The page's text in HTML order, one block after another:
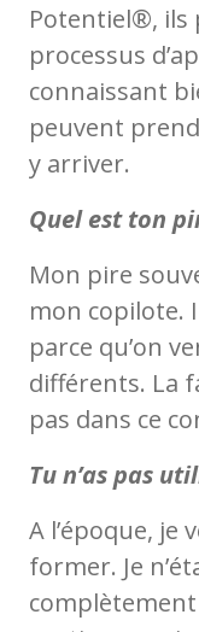
Potentiel®, ils
processus
connaissant
peuvent
y arriver.
Quel est ton
Mon pire
mon copilote.
parce qu’on
différents. La
pas dans ce
Tu n’as pas
A l’époque, je
former. Je